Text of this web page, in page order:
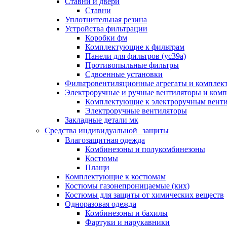
Ставни
Уплотнительная резина
Устройства фильтрации
Коробки фм
Комплектующие к фильтрам
Панели для фильтров (ус39а)
Противопыльные фильтры
Сдвоенные установки
Фильтровентиляционные агрегаты и
Электроручные и ручные вентиляторы и
Комплектующие к электроручным
Электроручные вентиляторы
Закладные детали мк
Средства индивидуальной защиты
Влагозащитная одежда
Комбинезоны и полукомбинезоны
Костюмы
Плащи
Комплектующие к костюмам
Костюмы газонепроницаемые (ких)
Костюмы для защиты от химических веществ
Одноразовая одежда
Комбинезоны и бахилы
Фартуки и нарукавники